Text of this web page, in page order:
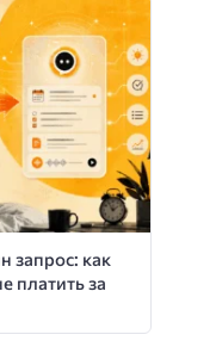
запрос: как
платить за